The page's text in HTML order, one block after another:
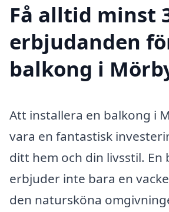
Få alltid minst
erbjudanden
balkong i
Att installera en balkong i
vara en fantastisk
ditt hem och din livsstil. En
erbjuder inte bara en
den natursköna